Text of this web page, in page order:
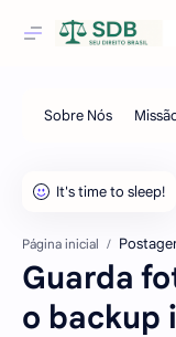
Página inicial
Guarda
o backup